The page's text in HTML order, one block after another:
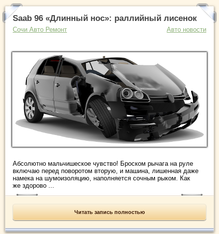
Saab 96 «Длинный нос»: раллийный лисенок
Сочи Авто Ремонт Авто новости
Абсолютно мальчишеское чувство! Броском рычага на руле
включаю перед поворотом вторую, и машина, лишенная даже
намека на шумо­изоляцию, наполняется сочным рыком. Как
же здорово ...
Читать запись полностью